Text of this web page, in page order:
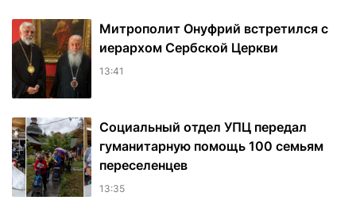
Митрополит Онуфрий встретился с
иерархом Сербской Церкви
13:41
Социальный отдел УПЦ передал
гуманитарную помощь 100 семьям
переселенцев
13:35